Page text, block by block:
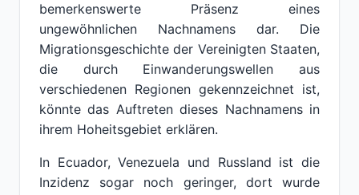
bemerkenswerte Präsenz eines
ungewöhnlichen Nachnamens dar. Die
Migrationsgeschichte der Vereinigten Staaten,
die durch Einwanderungswellen aus
verschiedenen Regionen gekennzeichnet ist,
könnte das Auftreten dieses Nachnamens in
ihrem Hoheitsgebiet erklären.
In Ecuador, Venezuela und Russland ist die
Inzidenz sogar noch geringer, dort wurde